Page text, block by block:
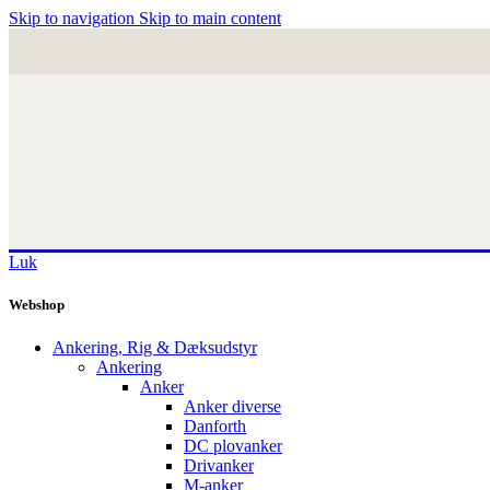
Skip to navigation Skip to main content
Luk
Webshop
Ankering, Rig & Dæksudstyr
Ankering
Anker
Anker diverse
Danforth
DC plovanker
Drivanker
M-anker